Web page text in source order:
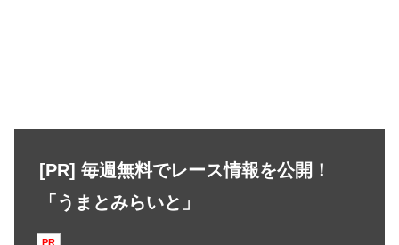
[PR] 毎週無料でレース情報を公開！
「うまとみらいと」